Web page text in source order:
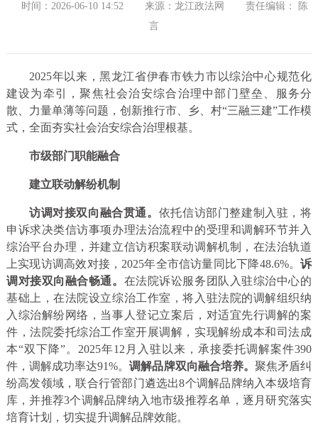
时间：2026-06-10 14:52 来源：龙江政法网
责任编辑： 陈
言
2025年以来，黑龙江省伊春市铁力市以综治中心规范化
建设为牵引，聚焦社会治安综合治理中部门壁垒、服务分
散、力量单薄等问题，创新推行市、乡、村“三融三建”工作模
式，全面夯实社会治安综合治理根基。
市级部门职能融合
建立联动解纷机制
访调对接双向融合贯通。 依托信访部门整建制入驻，将
申诉求决类信访事项办理法治流程中的受理和调解环节并入
综治平台办理，并建立信访积案联动调解机制，在法治轨道
上实现访调高效对接，2025年全市信访量同比下降48.6%。诉
调对接双向融合畅通。 在法院诉讼服务团队入驻综治中心的
基础上，在法院设立综治工作室，将入驻法院的调解组织纳
入综治解纷网络，当事人登记立案后，对适宜先行调解的案
件，法院委托综治工作室开展调解，实现解纷成本和司法成
本“双下降”。2025年12月入驻以来，承接委托调解案件390
件，调解成功率达91%。调解品牌双向融合培养。 聚焦矛盾纠
纷高发领域，联合行管部门遴选出8个调解品牌纳入本级培育
库，并推荐3个调解品牌纳入地市级推荐名单，逐月研究落实
培育计划，切实提升调解品牌效能。